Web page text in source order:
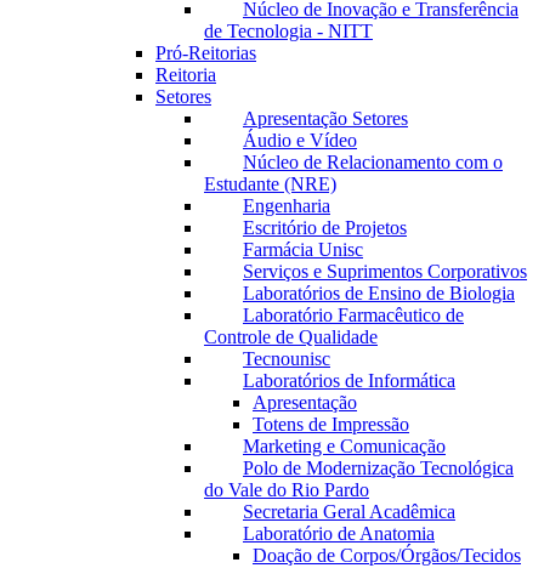
Núcleo de Inovação e Transferência
de Tecnologia - NITT
Pró-Reitorias
Reitoria
Setores
Apresentação Setores
Áudio e Vídeo
Núcleo de Relacionamento com o
Estudante (NRE)
Engenharia
Escritório de Projetos
Farmácia Unisc
Serviços e Suprimentos Corporativos
Laboratórios de Ensino de Biologia
Laboratório Farmacêutico de
Controle de Qualidade
Tecnounisc
Laboratórios de Informática
Apresentação
Totens de Impressão
Marketing e Comunicação
Polo de Modernização Tecnológica
do Vale do Rio Pardo
Secretaria Geral Acadêmica
Laboratório de Anatomia
Doação de Corpos/Órgãos/Tecidos